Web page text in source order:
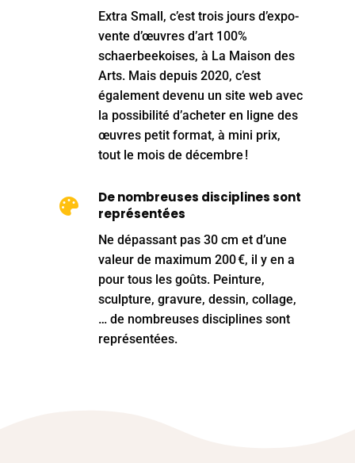
Extra Small, c’est trois jours d’expo-
vente d’œuvres d’art 100%
schaerbeekoises, à La Maison des
Arts. Mais depuis 2020, c’est
également devenu un site web avec
la possibilité d’acheter en ligne des
œuvres petit format, à mini prix,
tout le mois de décembre !

De nombreuses disciplines sont
représentées
Ne dépassant pas 30 cm et d’une
valeur de maximum 200 €, il y en a
pour tous les goûts. Peinture,
sculpture, gravure, dessin, collage,
… de nombreuses disciplines sont
représentées.